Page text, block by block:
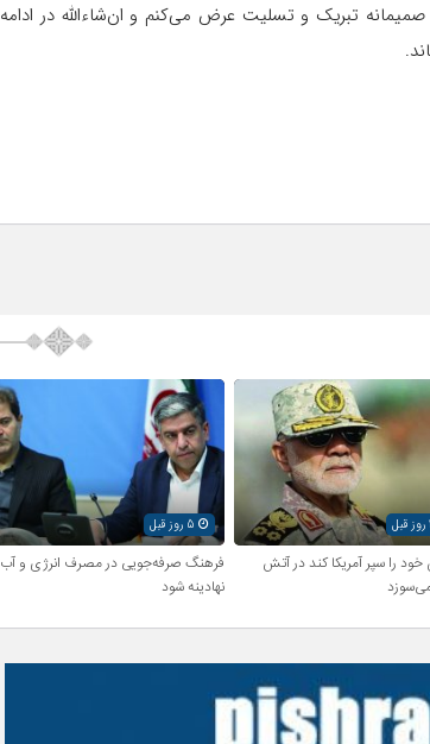
صمیمانه تبریک و تسلیت عرض می‌کنم و ان‌شاءالله در ادامه
را سپر آمریکا کند در آتش
فرهنگ صرفه‌جویی در مصرف انرژی و آب
نهادینه شود